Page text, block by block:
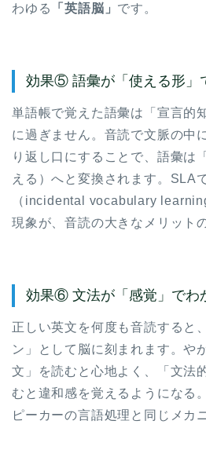
わゆる
「英語脳」 です。
効果⑤ 語彙が「使える形」
単語帳で覚えた語彙は「宣言的
に過ぎません。音読で文脈の中
り返し口にすることで、語彙は
える）へと変換されます。SLA
（incidental vocabulary
現象が、音読の大きなメリット
効果⑥ 文法が「感覚」でわ
正しい英文を何度も音読すると
ン」として脳に刻まれます。や
文」を読むと心地よく、「文法
むと違和感を覚えるようになる
ピーカーの言語処理と同じメカ